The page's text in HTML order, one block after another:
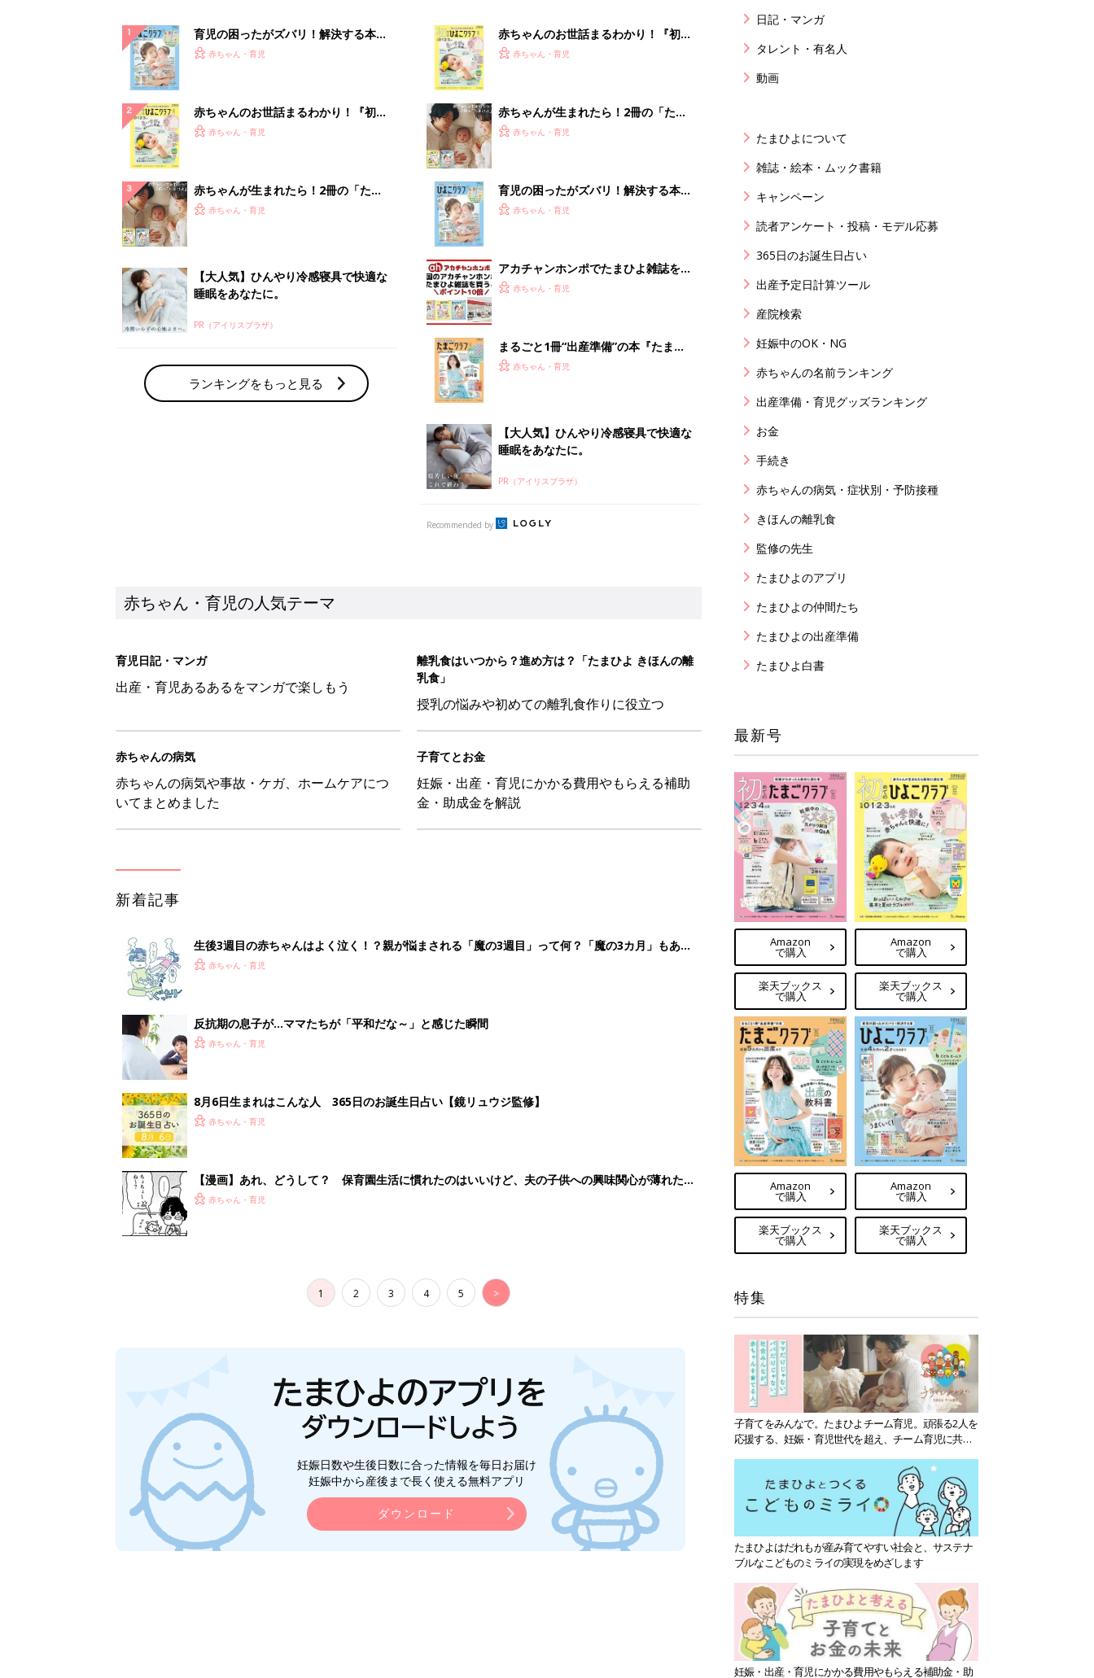
育児の困ったがズバリ！解決する本
『ひよこクラブ 夏号』 4カ月～2才
赤ちゃん・育児
赤ちゃんのお世話まるわかり！『初め
てのひよこクラブ 夏号』〈巻頭大特
赤ちゃん・育児
赤ちゃんが生まれたら！2冊の「たま
ひよ」
赤ちゃん・育児
【大人気】ひんやり冷感寝具で快適な
睡眠をあなたに。
PR（アイリスプラザ）
ランキングをもっと見る
赤ちゃんのお世話まるわかり！『初め
てのひよこクラブ 夏号』〈巻頭大特
赤ちゃん・育児
赤ちゃんが生まれたら！2冊の「たま
ひよ」
赤ちゃん・育児
育児の困ったがズバリ！解決する本
『ひよこクラブ 夏号』 4カ月～2才
赤ちゃん・育児
アカチャンホンポでたまひよ雑誌を買
うとポイント10倍【期間限定】
赤ちゃん・育児
まるごと1冊“出産準備”の本『たまご
クラブ 夏号』〈スペシャル大特集〉
赤ちゃん・育児
【大人気】ひんやり冷感寝具で快適な
睡眠をあなたに。
PR（アイリスプラザ）
Recommended by
赤ちゃん・育児の人気テーマ
育児日記・マンガ
出産・育児あるあるをマンガで楽しもう
離乳食はいつから？進め方は？「たまひよ きほんの離
乳食」
授乳の悩みや初めての離乳食作りに役立つ
赤ちゃんの病気
赤ちゃんの病気や事故・ケガ、ホームケアにつ
いてまとめました
子育てとお金
妊娠・出産・育児にかかる費用やもらえる補助
金・助成金を解説
新着記事
生後3週目の赤ちゃんはよく泣く！？親が悩まされる「魔の3週目」って何？「魔の3カ月」もある
って本当？【専門家】
赤ちゃん・育児
反抗期の息子が...ママたちが「平和だな～」と感じた瞬間
赤ちゃん・育児
8月6日生まれはこんな人 365日のお誕生日占い【鏡リュウジ監修】
赤ちゃん・育児
【漫画】あれ、どうして？ 保育園生活に慣れたのはいいけど、夫の子供への興味関心が薄れた気
がする……！『ふうふう子育て ＃91』
赤ちゃん・育児
1 2 3 4 5 >
妊娠日数や生後日数に合った情報を毎日お届け
妊娠中から産後まで長く使える無料アプリ
ダウンロード
日記・マンガ
タレント・有名人
動画
たまひよについて
雑誌・絵本・ムック書籍
キャンペーン
読者アンケート・投稿・モデル応募
365日のお誕生日占い
出産予定日計算ツール
産院検索
妊娠中のOK・NG
赤ちゃんの名前ランキング
出産準備・育児グッズランキング
お金
手続き
赤ちゃんの病気・症状別・予防接種
きほんの離乳食
監修の先生
たまひよのアプリ
たまひよの仲間たち
たまひよの出産準備
たまひよ白書
最新号
Amazon
で購入
楽天ブックス
で購入
Amazon
で購入
楽天ブックス
で購入
Amazon
で購入
楽天ブックス
で購入
Amazon
で購入
楽天ブックス
で購入
特集
子育てをみんなで。たまひよチーム育児。頑張る2人を
応援する、妊娠・育児世代を超え、チーム育児に共感
たまひよはだれもが産み育てやすい社会と、サステナ
ブルなこどものミライの実現をめざします
妊娠・出産・育児にかかる費用やもらえる補助金・助